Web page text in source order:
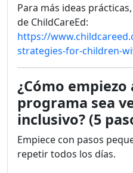
Para más ideas
de ChildCareEd:
https://
strategies-for-children-
¿Cómo
programa sea
inclusivo? (5
Empiece con pasos
repetir todos los días.